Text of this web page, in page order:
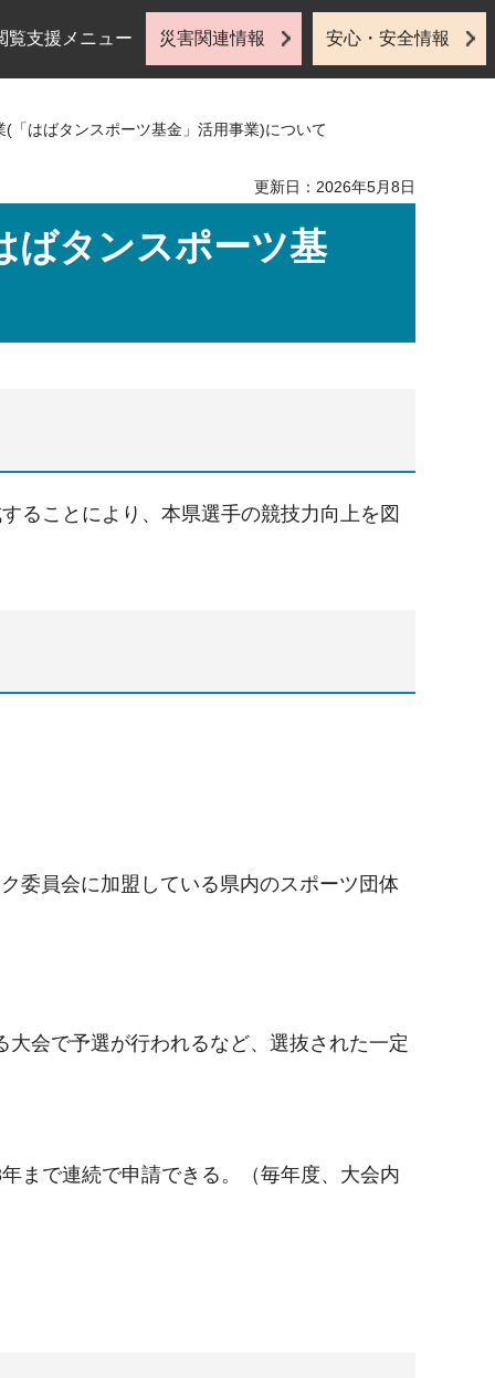
覧支援メニュー 災害関連情報 安心・安全情報
「はばタンスポーツ基金」活用事業)について
更新日：2026年5月8日
ばタンスポーツ基
ることにより、本県選手の競技力向上を図
委員会に加盟している県内のスポーツ団体
会で予選が行われるなど、選抜された一定
まで連続で申請できる。（毎年度、大会内